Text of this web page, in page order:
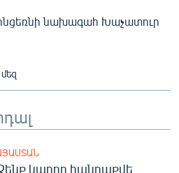
նախագահ Խաչատուր
կարող հանրաքվե